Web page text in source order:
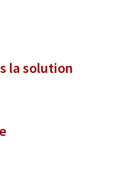
la solution